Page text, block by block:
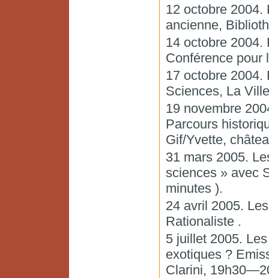
12 octobre 2004.
ancienne,
14 octobre 2004.
Conférence pour
17 octobre 2004.
Sciences, La
19 novembre
Parcours
Gif/Yvette,
31 mars 2005.
sciences » avec
minutes ).
24 avril 2005.
Rationaliste .
5 juillet 2005.
exotiques ?
Clarini,